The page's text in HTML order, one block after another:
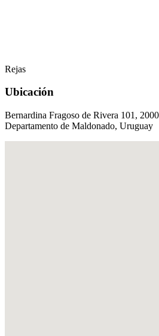
Rejas
Ubicación
Bernardina Fragoso de Rivera 101,
Departamento de Maldonado, Uruguay